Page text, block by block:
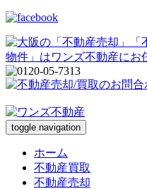
toggle navigation
ホーム
不動産買取
不動産売却